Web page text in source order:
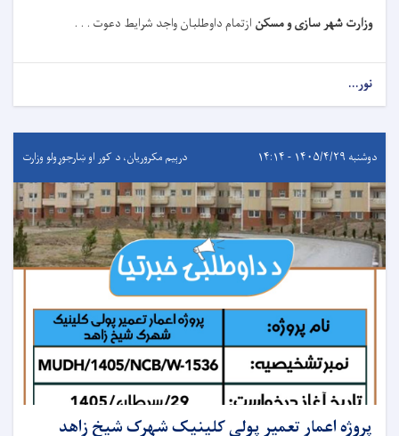
وزارت شهر سازی و مسکن ازتمام داوطلبان واجد شرایط دعوت . . .
نور...
دوشنبه ۱۴۰۵/۴/۲۹ - ۱۴:۱۴ درېيم مکروریان، د کور او ښارجوړولو وزارت
پروژه اعمار تعمیر پولی کلینیک شهرک شیخ زاهد